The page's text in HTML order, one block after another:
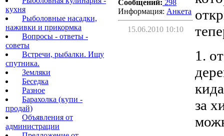
кухня
Рыболовные насадки,
наживки и прикормка
Вопросы - ответы -
советы
Встречи, рыбалки. Ищу
спутника.
Земляки
Беседка
Разное
Барахолка (купи -
продай)
Объявления от
администрации
Сообщений: 298
Информация: Aнкета
15.06.2010 10:10
1.
за